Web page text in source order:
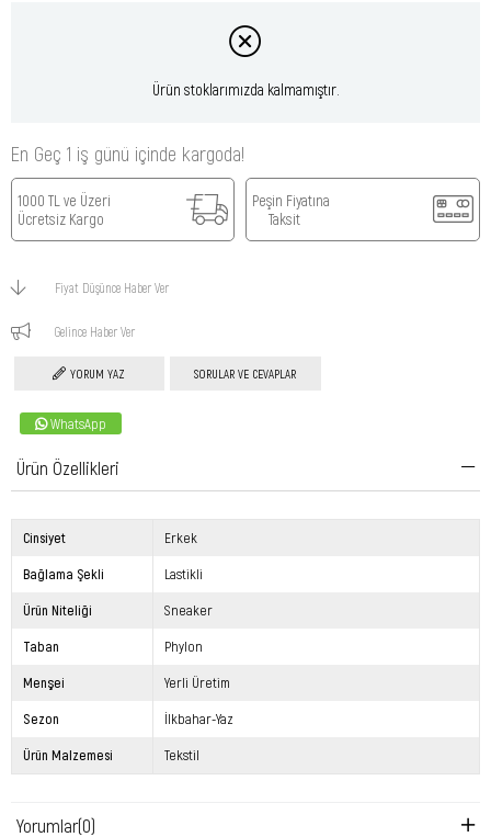
Ürün stoklarımızda kalmamıştır.
En Geç 1 iş günü içinde kargoda!
1000 TL ve Üzeri
Ücretsiz Kargo
Peşin Fiyatına
Taksit
Fiyat Düşünce Haber Ver
Gelince Haber Ver
YORUM YAZ SORULAR VE CEVAPLAR
WhatsApp
Ürün Özellikleri
Cinsiyet Erkek
Bağlama Şekli Lastikli
Ürün Niteliği Sneaker
Taban Phylon
Menşei Yerli Üretim
Sezon İlkbahar-Yaz
Ürün Malzemesi Tekstil
Yorumlar(0)